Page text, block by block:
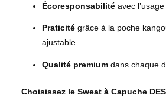
Écoresponsabilité avec
Praticité grâce à la poche
ajustable
Qualité premium dans chaque
Choisissez le Sweat à Capuche